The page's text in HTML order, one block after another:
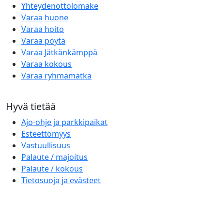
Yhteydenottolomake
Varaa huone
Varaa hoito
Varaa pöytä
Varaa Jätkänkämppä
Varaa kokous
Varaa ryhmämatka
Hyvä tietää
Ajo-ohje ja parkkipaikat
Esteettömyys
Vastuullisuus
Palaute / majoitus
Palaute / kokous
Tietosuoja ja evästeet